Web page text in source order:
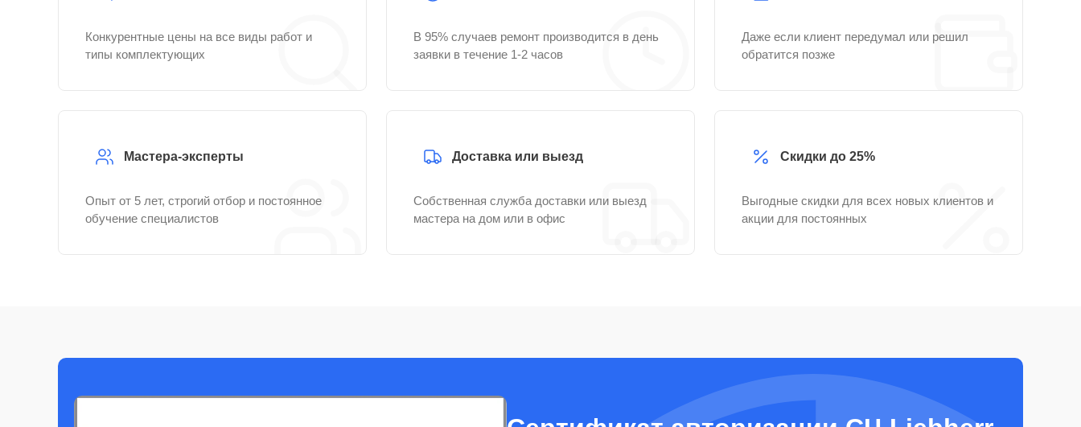
Конкурентные цены на все виды работ и
типы комплектующих
В 95% случаев ремонт производится в день
заявки в течение 1-2 часов
Даже если клиент передумал или решил
обратится позже
Мастера-эксперты
Опыт от 5 лет, строгий отбор и постоянное
обучение специалистов
Доставка или выезд
Собственная служба доставки или выезд
мастера на дом или в офис
Скидки до 25%
Выгодные скидки для всех новых клиентов и
акции для постоянных